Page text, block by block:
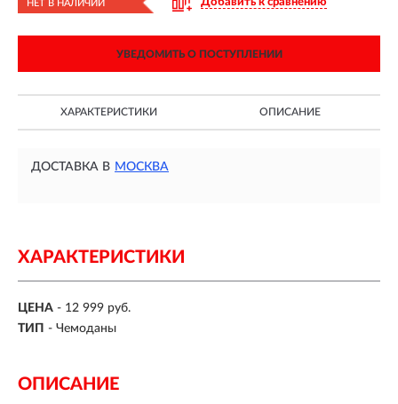
НЕТ В НАЛИЧИИ
УВЕДОМИТЬ О ПОСТУПЛЕНИИ
ХАРАКТЕРИСТИКИ ОПИСАНИЕ
ДОСТАВКА В МОСКВА
ХАРАКТЕРИСТИКИ
ЦЕНА - 12 999 руб.
ТИП - Чемоданы
ОПИСАНИЕ